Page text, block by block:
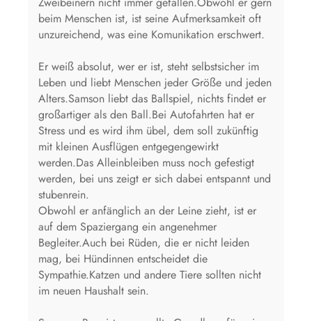
beim Menschen ist, ist seine Aufmerksamkeit oft
unzureichend, was eine Komunikation erschwert.
Er weiß absolut, wer er ist, steht selbstsicher im
Leben und liebt Menschen jeder Größe und jeden
Alters.Samson liebt das Ballspiel, nichts findet er
großartiger als den Ball.Bei Autofahrten hat er
Stress und es wird ihm übel, dem soll zukünftig
mit kleinen Ausflügen entgegengewirkt
werden.Das Alleinbleiben muss noch gefestigt
werden, bei uns zeigt er sich dabei entspannt und
stubenrein.
Obwohl er anfänglich an der Leine zieht, ist er
auf dem Spaziergang ein angenehmer
Begleiter.Auch bei Rüden, die er nicht leiden
mag, bei Hündinnen entscheidet die
Sympathie.Katzen und andere Tiere sollten nicht
im neuen Haushalt sein.